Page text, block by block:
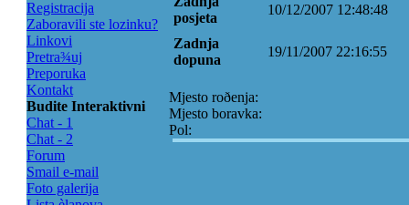
Registracija
Zaboravili ste lozinku?
Linkovi
Pretra¾uj
Preporuka
Kontakt
Budite Interaktivni
Chat - 1
Chat - 2
Forum
Smail e-mail
Foto galerija
posjeta
10/12/2007 12:48:48
Zadnja
dopuna
19/11/2007 22:16:55
Mjesto roðenja:
Mjesto boravka:
Pol: